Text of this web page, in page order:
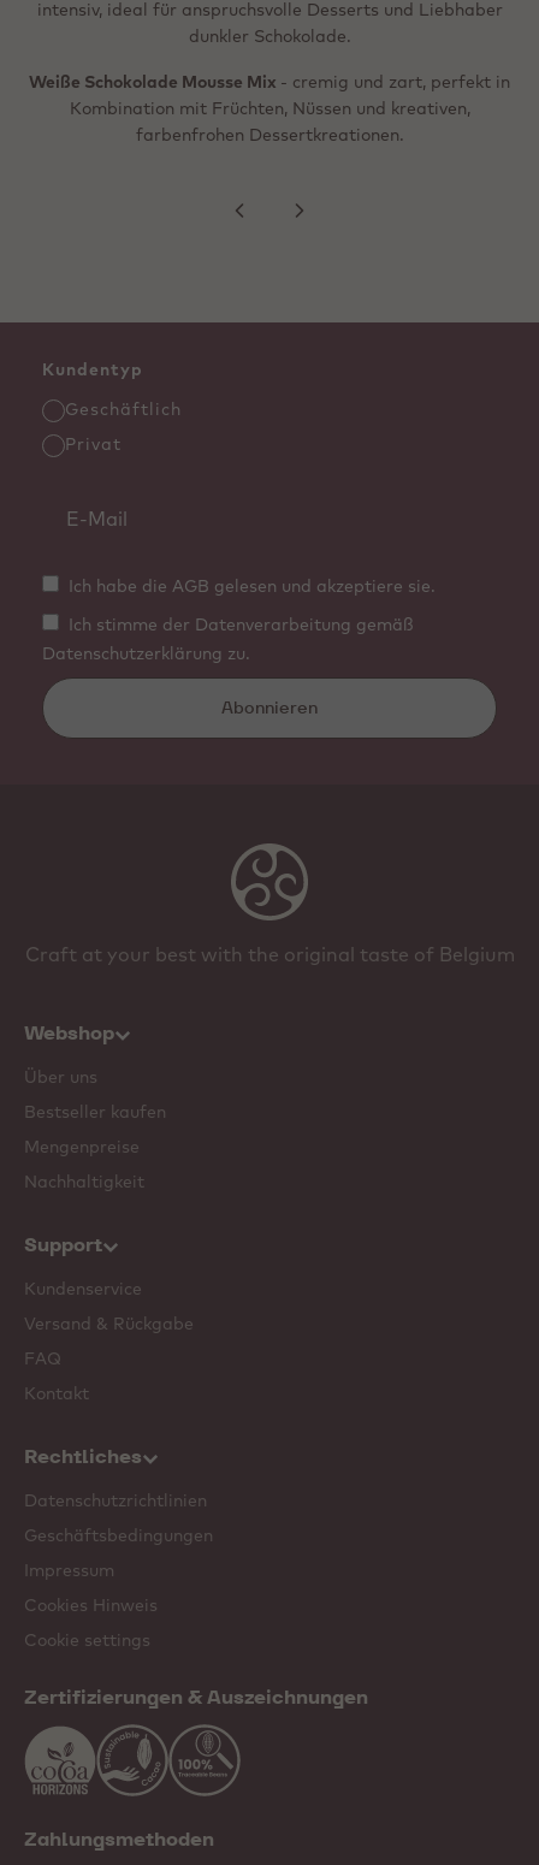
intensiv, ideal für anspruchsvolle Desserts und Liebhaber
dunkler Schokolade.
Weiße Schokolade Mousse Mix - cremig und zart, perfekt in
Kombination mit Früchten, Nüssen und kreativen,
farbenfrohen Dessertkreationen.
3. Die Mousse in das gewünschte Dessert füllen, dressieren
oder schichten.
4. Im Kühlschrank vollständig fest werden lassen.
5. Das Dessert servieren.
Kundentyp
Geschäftlich
Privat
Ich habe die AGB gelesen und akzeptiere sie.
Ich stimme der Datenverarbeitung gemäß
Datenschutzerklärung zu.
Abonnieren
Craft at your best with the original taste of Belgium
Webshop
Über uns
Bestseller kaufen
Mengenpreise
Nachhaltigkeit
Support
Kundenservice
Versand & Rückgabe
FAQ
Kontakt
Rechtliches
Datenschutzrichtlinien
Geschäftsbedingungen
Impressum
Cookies Hinweis
Cookie settings
Zertifizierungen & Auszeichnungen
Zahlungsmethoden